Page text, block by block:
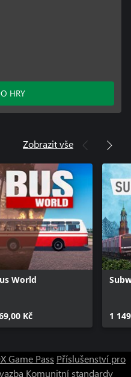
HRY
Zobrazit vše
World
Kč 1
Game Pass Příslušenství pro
Komunitní standardy